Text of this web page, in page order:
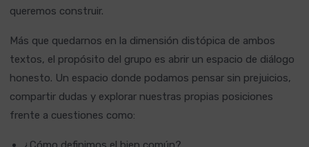
queremos construir.
Más que quedarnos en la dimensión distópica de ambos
textos, el propósito del grupo es abrir un espacio de diálogo
honesto. Un espacio donde podamos pensar sin prejuicios,
compartir dudas y explorar nuestras propias posiciones
frente a cuestiones como: